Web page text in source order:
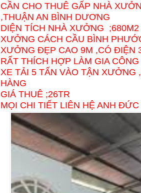
CẦN CHO THUÊ GẤP NHÀ
,THUẬN AN BÌNH DƯƠNG
DIỆN TÍCH NHÀ XƯỞNG ;680M2
XƯỞNG CÁCH CẦU BÌNH
XƯỞNG ĐẸP CAO 9M ,CÓ ĐIỆN
RẤT THÍCH HỢP LÀM GIA
XE TẢI 5 TẤN VÀO TẬN XƯỞNG
HÀNG
GIÁ THUÊ ;26TR
MỌI CHI TIẾT LIÊN HỆ ANH